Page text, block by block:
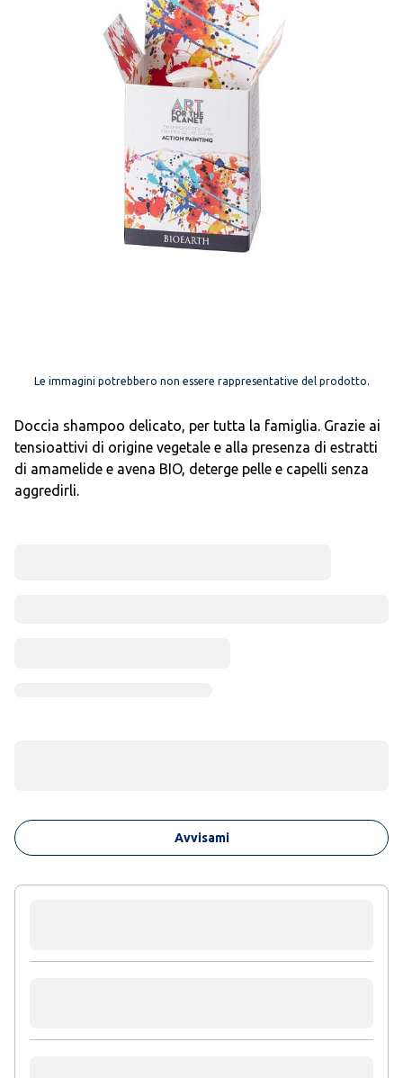
Le immagini potrebbero non essere rappresentative del prodotto.
Doccia shampoo delicato, per tutta la famiglia. Grazie ai
tensioattivi di origine vegetale e alla presenza di estratti
di amamelide e avena BIO, deterge pelle e capelli senza
aggredirli.
Avvisami